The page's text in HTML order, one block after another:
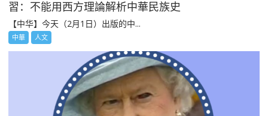
習：不能用西方理論解析中華民族史
【中华】今天（2月1日）出版的中...
中華 人文